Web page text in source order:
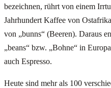
bezeichnen, rührt von einem
Jahrhundert Kaffee von
von „bunns“ (Beeren). Daraus
„beans“ bzw. „Bohne“ in
auch Espresso.
Heute sind mehr als 100